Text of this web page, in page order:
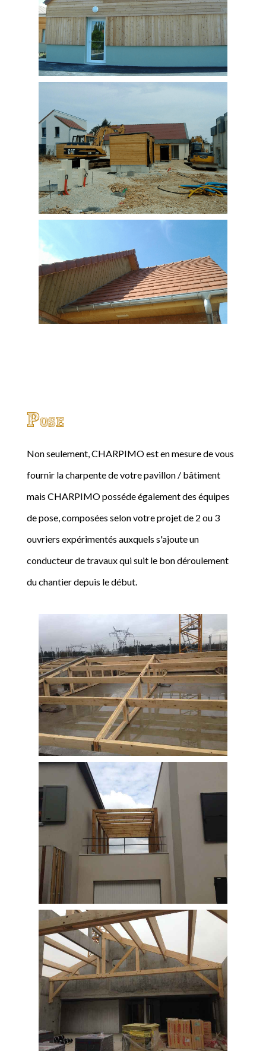
Pose
Non seulement, CHARPIMO est en mesure de vous
fournir la charpente de votre pavillon / bâtiment
mais CHARPIMO posséde également des équipes
de pose, composées selon votre projet de 2 ou 3
ouvriers expérimentés auxquels s'ajoute un
conducteur de travaux qui suit le bon déroulement
du chantier depuis le début.